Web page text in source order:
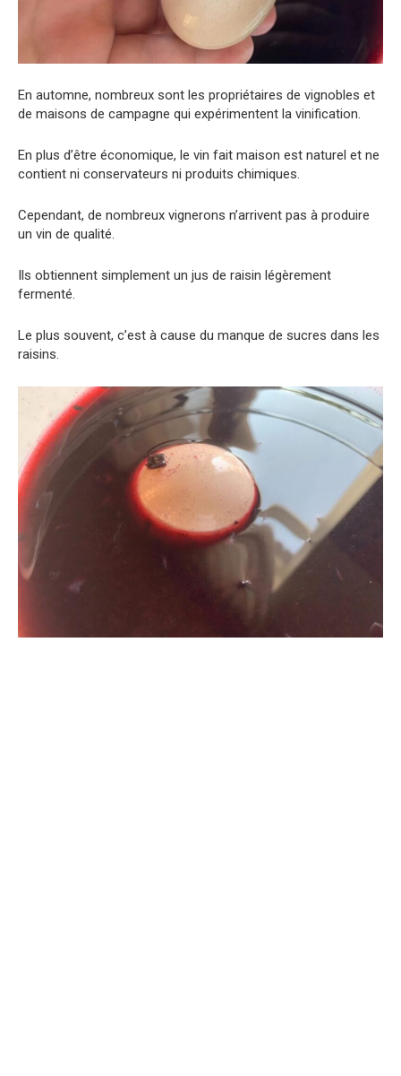
En automne, nombreux sont les propriétaires de vignobles et
de maisons de campagne qui expérimentent la vinification.
En plus d’être économique, le vin fait maison est naturel et ne
contient ni conservateurs ni produits chimiques.
Cependant, de nombreux vignerons n’arrivent pas à produire
un vin de qualité.
Ils obtiennent simplement un jus de raisin légèrement
fermenté.
Le plus souvent, c’est à cause du manque de sucres dans les
raisins.